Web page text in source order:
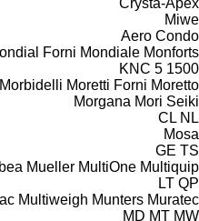
Miwe
Aero Condo
Forni Mondiale Monforts
KNC 5 1500
Morbidelli Moretti Forni Moretto
Morgana Mori Seiki
CL NL
Mosa
GE TS
Mueller MultiOne Multiquip
LT QP
Multiweigh Munters Muratec
MD MT MW